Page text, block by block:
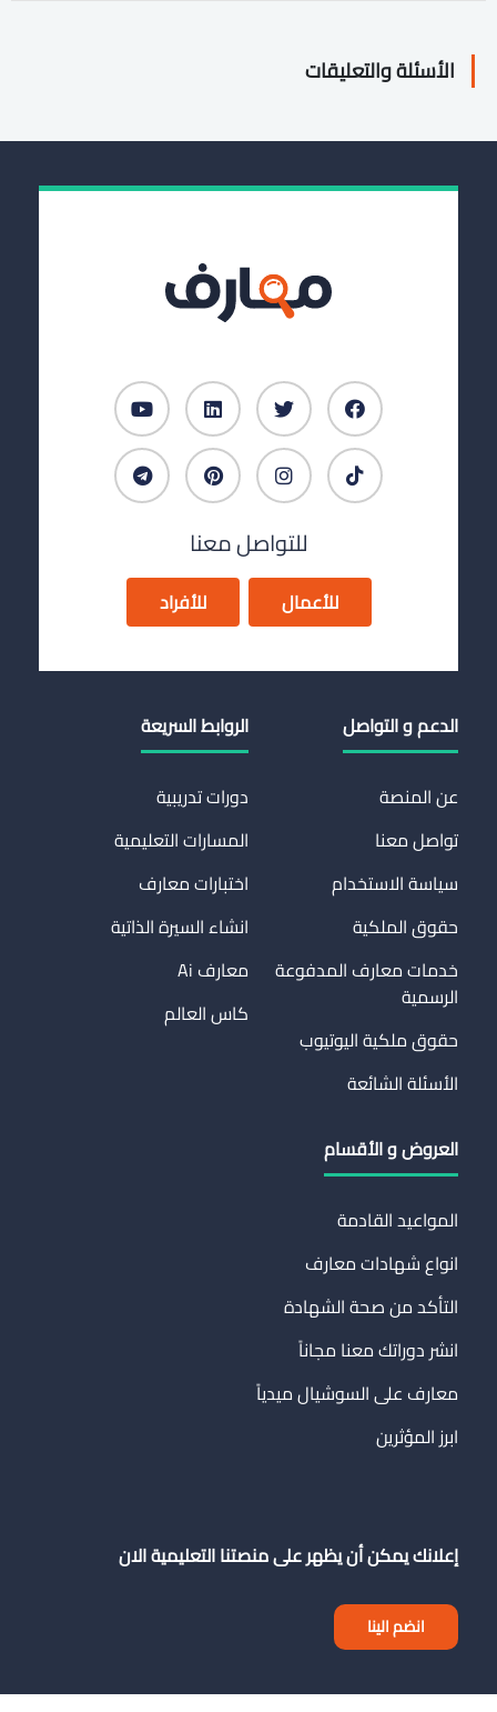
الأسئلة والتعليقات
للتواصل معنا
للأعمال للأفراد
الدعم و التواصل
عن المنصة
تواصل معنا
سياسة الاستخدام
حقوق الملكية
خدمات معارف المدفوعة
الرسمية
حقوق ملكية اليوتيوب
الأسئلة الشائعة
الروابط السريعة
دورات تدريبية
المسارات التعليمية
اختبارات معارف
انشاء السيرة الذاتية
معارف Ai
كاس العالم
العروض و الأقسام
المواعيد القادمة
انواع شهادات معارف
التأكد من صحة الشهادة
انشر دوراتك معنا مجاناً
معارف على السوشيال ميدياً
ابرز المؤثرين
إعلانك يمكن أن يظهر على منصتنا التعليمية الان
انضم الينا